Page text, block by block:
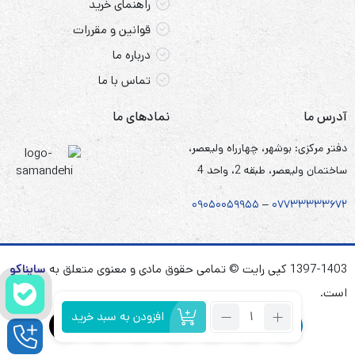
راهنمای خرید
قوانین و مقررات
درباره ما
تماس با ما
آدرس ما
دفتر مرکزی: بوشهر، چهارراه ولیعصر،
ساختمان ولیعصر، طبقه 2، واحد 4
۰۷۷۳۳۳۳۳۶۷۲ – ۰۹۰۵۰۰۵۹۹۵۵
نمادهای ما
1397-1403 کپی رایت © تمامی حقوق مادی و معنوی متعلق به
سایناکو
است.
تعداد:
افزودن به سبد خرید